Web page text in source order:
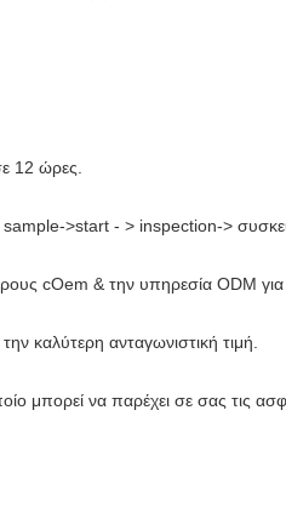
12 ώρες.
>start - > inspection->
cOem & την υπηρεσία ODM για
καλύτερη ανταγωνιστική τιμή.
μπορεί να παρέχει σε σας τις